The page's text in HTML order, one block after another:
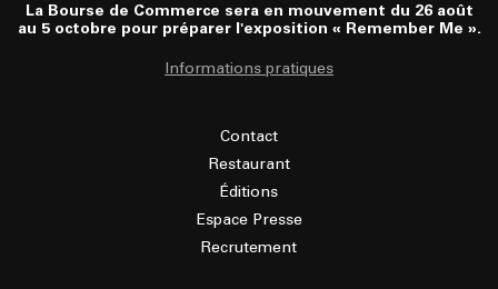
La Bourse de Commerce sera en mouvement du 26 août
au 5 octobre pour préparer l'exposition « Remember Me ».
Informations pratiques
Contact
Restaurant
Éditions
Espace Presse
Recrutement